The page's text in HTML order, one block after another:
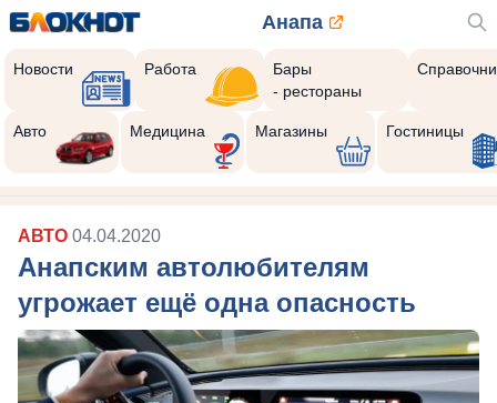
Анапа
Новости Работа
Бары
- рестораны
Авто Медицина Магазины Гостиницы
АВТО 04.04.2020
Анапским автолюбителям
угрожает ещё одна опасность